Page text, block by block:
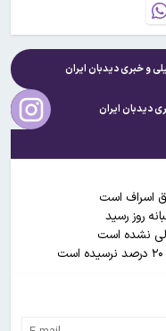
و خبریدیدبان ایران
دیدبان ایران
اسراف است
نشده است